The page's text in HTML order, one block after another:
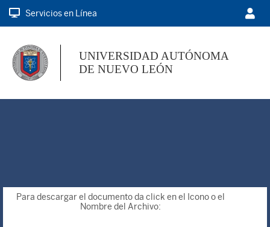
Servicios en Línea
UNIVERSIDAD AUTÓNOMA
DE NUEVO LEÓN
Para descargar el documento da click en el Icono o el
Nombre del Archivo: